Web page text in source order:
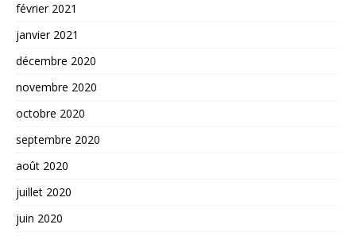
février 2021
janvier 2021
décembre 2020
novembre 2020
octobre 2020
septembre 2020
août 2020
juillet 2020
juin 2020